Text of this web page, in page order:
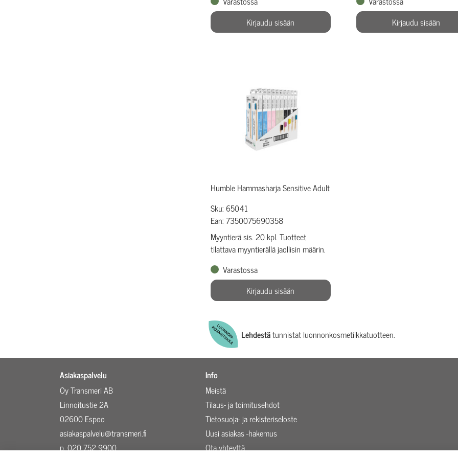
Kirjaudu sisään
Kirjaudu sisään
Humble Hammasharja Sensitive Adult
Sku: 65041
Ean: 7350075690358
Myyntierä sis. 20 kpl. Tuotteet
tilattava myyntierällä jaollisin määrin.
Varastossa
Kirjaudu sisään
Lehdestätunnistat luonnonkosmetiikkatuotteen.
Asiakaspalvelu
Oy Transmeri AB
Linnoitustie 2A
02600 Espoo
asiakaspalvelu@transmeri.fi
p. 020 752 9900
Info
Meistä
Tilaus- ja toimitusehdot
Tietosuoja- ja rekisteriseloste
Uusi asiakas -hakemus
Ota yhteyttä